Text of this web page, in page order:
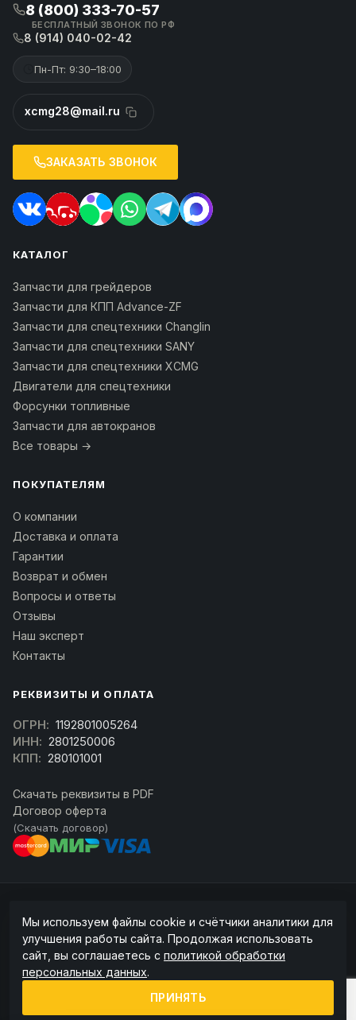
8 (800) 333-70-57
БЕСПЛАТНЫЙ ЗВОНОК ПО РФ
8 (914) 040-02-42
Пн-Пт: 9:30–18:00
xcmg28@mail.ru
ЗАКАЗАТЬ ЗВОНОК
КАТАЛОГ
Запчасти для грейдеров
Запчасти для КПП Advance-ZF
Запчасти для спецтехники Changlin
Запчасти для спецтехники SANY
Запчасти для спецтехники XCMG
Двигатели для спецтехники
Форсунки топливные
Запчасти для автокранов
Все товары →
ПОКУПАТЕЛЯМ
О компании
Доставка и оплата
Гарантии
Возврат и обмен
Вопросы и ответы
Отзывы
Наш эксперт
Контакты
РЕКВИЗИТЫ И ОПЛАТА
ОГРН: 1192801005264
ИНН: 2801250006
КПП: 280101001
Скачать реквизиты в PDF
Договор оферта
(Скачать договор)
ссылка на источник обязательна.
Информация на сайте не является публичной офертой (ст. 437 ГК РФ).
Точную стоимость и наличие уточняйте у менеджера.
Политика конфиденциальности
Пользовательское соглашение
Мы используем файлы cookie и счётчики аналитики для
улучшения работы сайта. Продолжая использовать
сайт, вы соглашаетесь с политикой обработки
персональных данных.
ПРИНЯТЬ